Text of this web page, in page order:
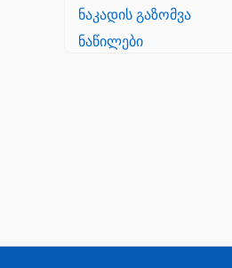
ნაკადის გაზომვა
ნაწილები
რეზინის რგოლი